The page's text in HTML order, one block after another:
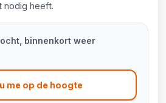
nodig heeft.
binnenkort weer
me op de hoogte